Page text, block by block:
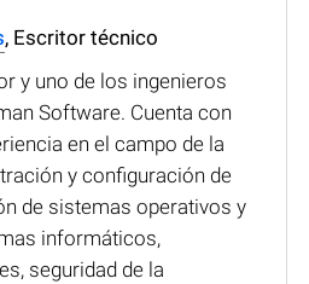
, Escritor técnico
y uno de los ingenieros
Software. Cuenta con
en el campo de la
y configuración de
de sistemas operativos y
informáticos,
seguridad de la